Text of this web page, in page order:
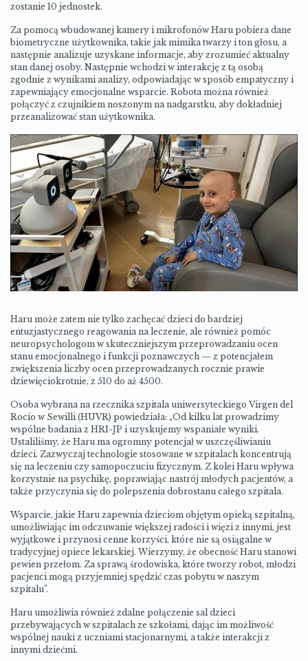
zostanie 10 jednostek.
Za pomocą wbudowanej kamery i mikrofonów Haru pobiera dane
biometryczne użytkownika, takie jak mimika twarzy i ton głosu, a
następnie analizuje uzyskane informacje, aby zrozumieć aktualny
stan danej osoby. Następnie wchodzi w interakcję z tą osobą
zgodnie z wynikami analizy, odpowiadając w sposób empatyczny i
zapewniający emocjonalne wsparcie. Robota można również
połączyć z czujnikiem noszonym na nadgarstku, aby dokładniej
przeanalizować stan użytkownika.
Haru może zatem nie tylko zachęcać dzieci do bardziej
entuzjastycznego reagowania na leczenie, ale również pomóc
neuropsychologom w skuteczniejszym przeprowadzaniu ocen
stanu emocjonalnego i funkcji poznawczych — z potencjałem
zwiększenia liczby ocen przeprowadzanych rocznie prawie
dziewięciokrotnie, z 510 do aż 4500.
Osoba wybrana na rzecznika szpitala uniwersyteckiego Virgen del
Rocío w Sewilli (HUVR) powiedziała: „Od kilku lat prowadzimy
wspólne badania z HRI-JP i uzyskujemy wspaniałe wyniki.
Ustaliliśmy, że Haru ma ogromny potencjał w uszczęśliwianiu
dzieci. Zazwyczaj technologie stosowane w szpitalach koncentrują
się na leczeniu czy samopoczuciu fizycznym. Z kolei Haru wpływa
korzystnie na psychikę, poprawiając nastrój młodych pacjentów, a
także przyczynia się do polepszenia dobrostanu całego szpitala.
Wsparcie, jakie Haru zapewnia dzieciom objętym opieką szpitalną,
umożliwiając im odczuwanie większej radości i więzi z innymi, jest
wyjątkowe i przynosi cenne korzyści, które nie są osiągalne w
tradycyjnej opiece lekarskiej. Wierzymy, że obecność Haru stanowi
pewien przełom. Za sprawą środowiska, które tworzy robot, młodzi
pacjenci mogą przyjemniej spędzić czas pobytu w naszym
szpitalu”.
Haru umożliwia również zdalne połączenie sal dzieci
przebywających w szpitalach ze szkołami, dając im możliwość
wspólnej nauki z uczniami stacjonarnymi, a także interakcji z
innymi dziećmi.